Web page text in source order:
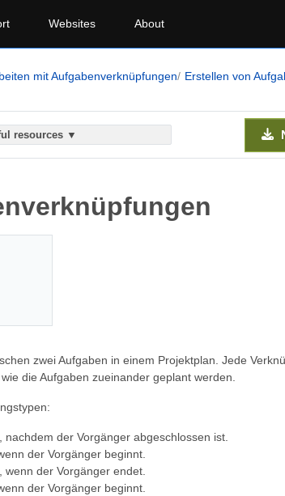
Websites About
mit Aufgabenverknüpfungen Erstellen von
resources ▼
zwei Aufgaben in einem Projektplan. Jede
die Aufgaben zueinander geplant werden.
der Vorgänger abgeschlossen ist.
der Vorgänger beginnt.
wenn der Vorgänger endet.
der Vorgänger beginnt.